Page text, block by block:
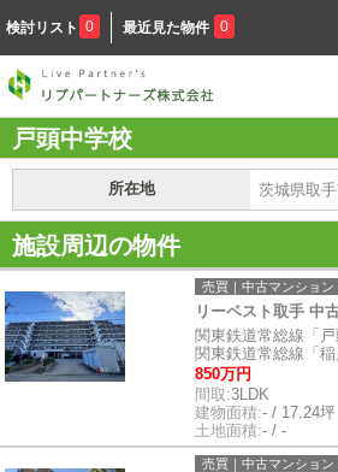
検討リスト 0 最近見た物件 0
戸頭中学校
所在地 茨城県取
施設周辺の物件
売買｜中古マンション
リーベスト取手 中
関東鉄道常総線「
関東鉄道常総線「
850万円
間取:3LDK
建物面積:- / 17.24坪
土地面積:- / -
売買｜中古マンション